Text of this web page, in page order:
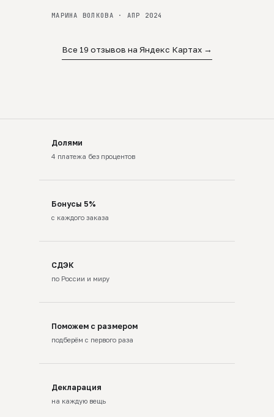
МАРИНА ВОЛКОВА · АПР 2024
Все 19 отзывов на Яндекс Картах →
Долями
4 платежа без процентов
Бонусы 5%
с каждого заказа
СДЭК
по России и миру
Поможем с размером
подберём с первого раза
Декларация
на каждую вещь